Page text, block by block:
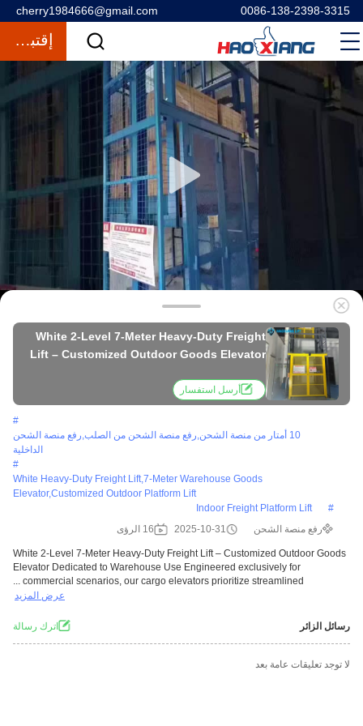
cherry1984666@gmail.com 0086-138-2398-3315
إقتباس
White 2-Level 7-Meter Heavy-Duty Freight
Lift – Customized Outdoor Goods Elevator
أرسل استفسار
#
10 أمتار من منصة الشحن,رفع منصة الشحن من الصلب,رفع منصة الشحن
الداخلية
#
White Heavy-Duty Freight Lift,7-Meter Warehouse Goods
Elevator,customized Outdoor Platform Lift
#
Indoor Freight Platform Lift
رفع منصة الشحن
2025-10-31 16 الرؤى
White 2-Level 7-Meter Heavy-Duty Freight Lift – Customized Outdoor Goods
Elevator Dedicated to Warehouse Use Engineered exclusively for
commercial scenarios, our cargo elevators prioritize streamlined ...
عرض المزيد
رسائل الزائر اترك رسالة
لا توجد تعليقات عامة بعد